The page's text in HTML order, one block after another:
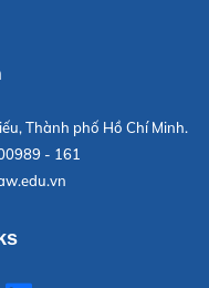
Thành phố Hồ Chí Minh.
- 161